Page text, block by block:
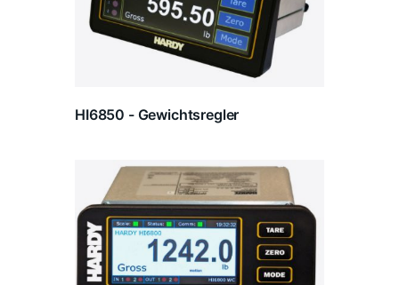
HI6850 - Gewichtsregler